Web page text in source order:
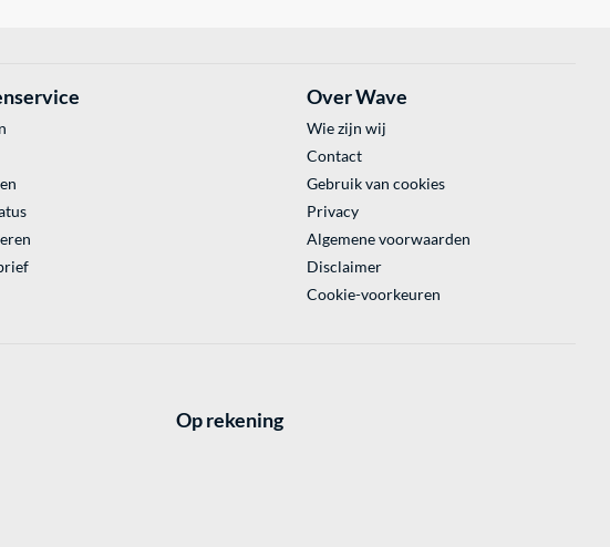
Over Wave
Wie zijn wij
Contact
Gebruik van cookies
Privacy
Algemene voorwaarden
Disclaimer
Cookie-voorkeuren
Op rekening